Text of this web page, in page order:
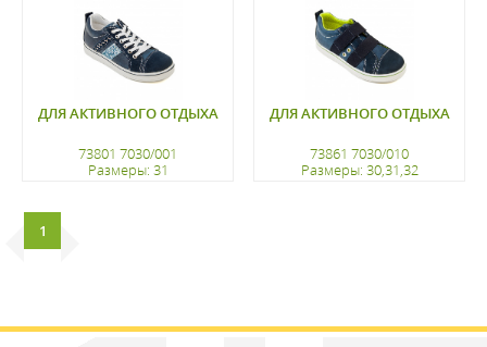
ДЛЯ АКТИВНОГО ОТДЫХА
73801 7030/001
Размеры: 31
регистрацию
ДЛЯ АКТИВНОГО ОТДЫХА
73861 7030/010
Размеры: 30,31,32
1